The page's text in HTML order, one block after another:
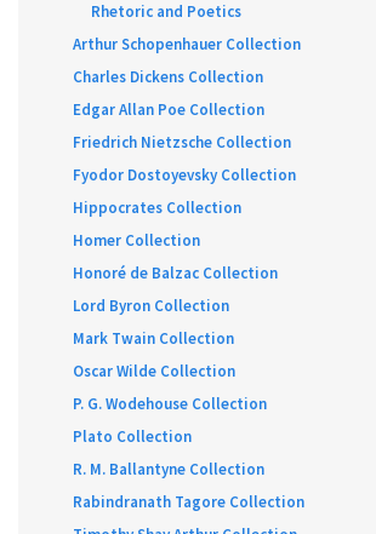
Rhetoric and Poetics
Arthur Schopenhauer Collection
Charles Dickens Collection
Edgar Allan Poe Collection
Friedrich Nietzsche Collection
Fyodor Dostoyevsky Collection
Hippocrates Collection
Homer Collection
Honoré de Balzac Collection
Lord Byron Collection
Mark Twain Collection
Oscar Wilde Collection
P. G. Wodehouse Collection
Plato Collection
R. M. Ballantyne Collection
Rabindranath Tagore Collection